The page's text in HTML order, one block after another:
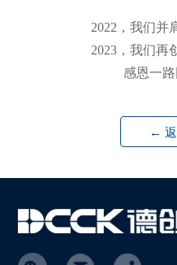
2022，我们并
2023，我们再
感恩一
←